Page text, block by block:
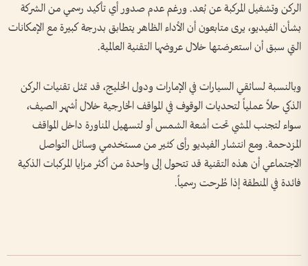
الركن وتشغيل المركبة عن بُعد. ورغم عدم صدور أي تأكيد رسمي من الشركة
بشأن الفيديو، يرى متابعون أن الأداء الظاهر يتطابق بدرجة كبيرة مع الإمكانات
التي سبق أن استعرضتها خلال عروضها التقنية العالمية.
وبالنسبة لسائقي السيارات في الإمارات ودول الخليج، قد تمثل تقنيات الركن
الذكي حلاً عملياً لتحديات الوقوف في المواقف الخارجية خلال أشهر الصيف،
سواء لتجنب المشي تحت أشعة الشمس أو لتسهيل المناورة داخل المواقف
المزدحمة. ومع انتشار الفيديو رأى كثير من مستخدمي وسائل التواصل
الاجتماعي أن هذه التقنية قد تتحول إلى واحدة من أكثر مزايا المركبات الذكية
فائدة في المنطقة إذا طُرحت رسمياً.